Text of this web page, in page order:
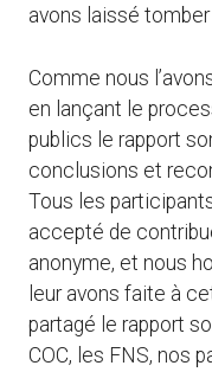
avons laissé
Comme nous
en lançant le
publics le rapport
conclusions et
Tous les
accepté de
anonyme, et nous
leur avons faite à
partagé le rapport
COC, les FNS, nos